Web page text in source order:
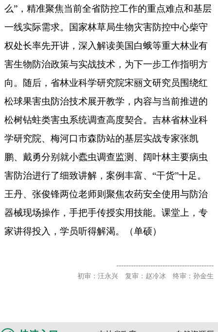
么”，精准聚焦当前全省防控工作的重点难点和基层
一线实际需求。国家林草局生物灾害防控中心柴守
权处长率先开讲，深入解读美国白蛾等重大林业有
害生物防治政策与实战技术，为下一步工作指明方
向。随后，省林业科学研究院宋丽文研究员围绕红
松球果害虫防治技术展开教学，内容与当前推进的
松树钻蛀类害虫系统调查高度契合。吉林省林业科
学研究院、梅河口市森防站的基层实战专家张凯
鹏、戴勇分别就小蠹虫调查监测、阔叶林主要病虫
害防治进行了细致讲解，案例丰富、 “干货”十足。
王丹、张俊锋两位老师则聚焦农药安全使用与防治
器械现场操作，手把手传授实用技能。课堂上，专
家讲得投入，学员听得解渴。
（单硕）
----------------------------------------
初审：汪永兴 复审：赵冷冰 终审：孙金生